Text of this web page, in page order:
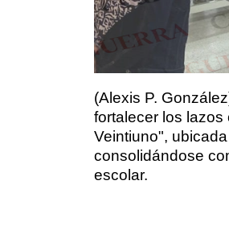
(Alexis P.
fortalecer los
Veintiuno",
consolidándose
escolar.